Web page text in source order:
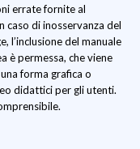
errate fornite al
caso di inosservanza del
l’inclusione del manuale
è permessa, che viene
forma grafica o
didattici per gli utenti.